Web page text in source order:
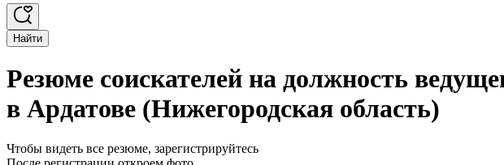
Найти
Резюме соискателей на должность
в Ардатове (Нижегородская область)
Чтобы видеть все резюме, зарегистрируйтесь